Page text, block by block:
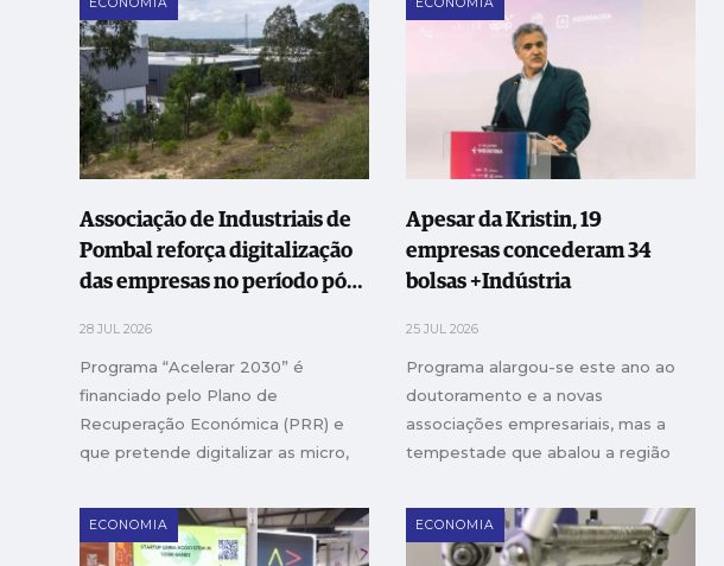
ambição de ter o primeiro unicórnio
de Leiria, não arrisca datas. Mais
importante do que o timing é a
direcção
ECONOMIA
Associação de Industriais de
Pombal reforça digitalização
das empresas no período pós-
28 JUL 2026
Programa “Acelerar 2030” é
financiado pelo Plano de
Recuperação Económica (PRR) e
que pretende digitalizar as micro,
(PME)
ECONOMIA
Apesar da Kristin, 19
empresas concederam 34
bolsas +Indústria
25 JUL 2026
Programa alargou-se este ano ao
doutoramento e a novas
associações empresariais, mas a
tempestade que abalou a região
empresas mecenas. Desde 2014, já
foram atribuídas 333 bolsas.
ECONOMIA ECONOMIA